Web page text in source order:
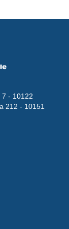
7 - 10122
212 - 10151